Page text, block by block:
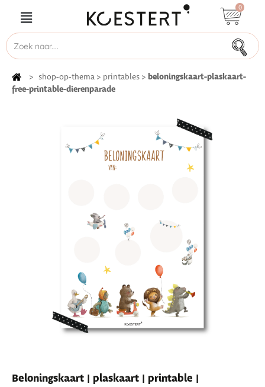
0
> shop-op-thema > printables > beloningskaart-plaskaart-
free-printable-dierenparade
Beloningskaart | plaskaart | printable |